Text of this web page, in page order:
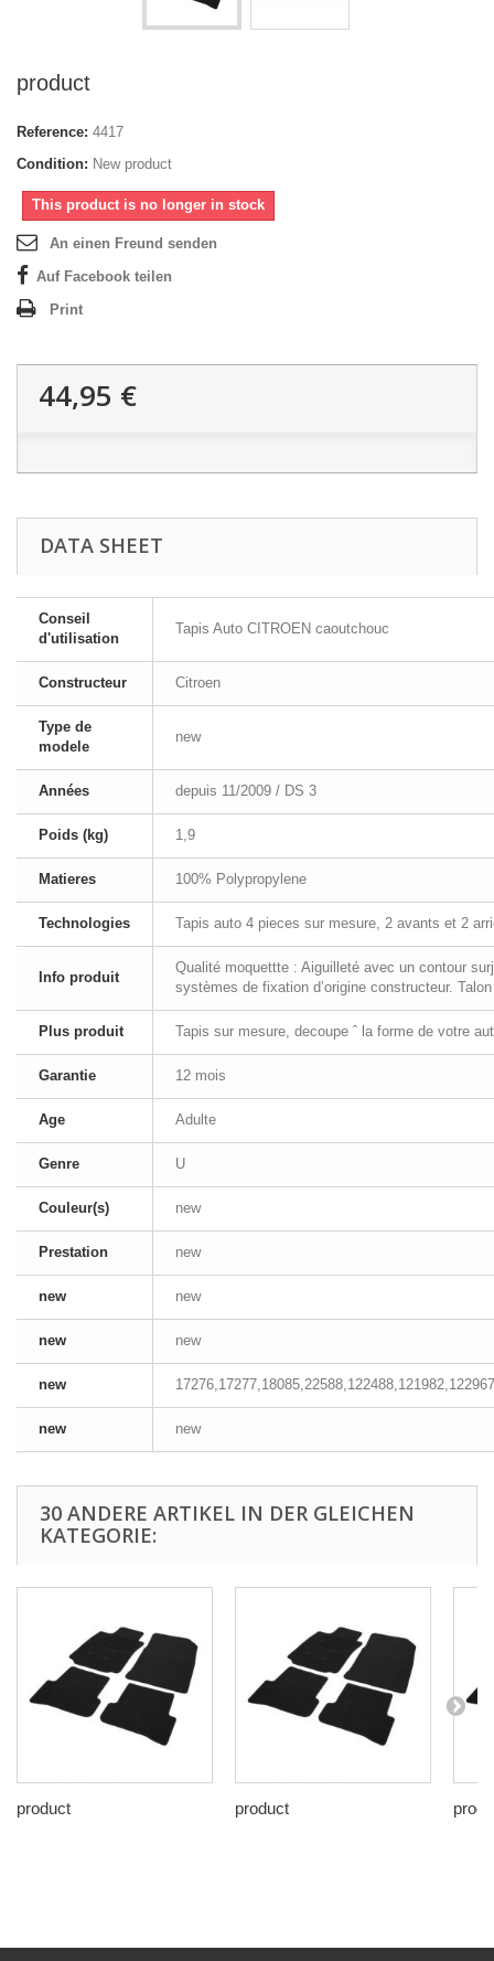
product
Reference: 4417
Condition: New product
This product is no longer in stock
An einen Freund senden
Auf Facebook teilen
Print
44,95 €
DATA SHEET
Conseil
d'utilisation
Tapis Auto CITROEN caoutchouc
Constructeur Citroen
Type de
modele
new
Années depuis 11/2009 / DS 3
Poids (kg) 1,9
Matieres 100% Polypropylene
Technologies Tapis auto 4 pieces sur mesure, 2 avants et 2
Info produit
Qualité moquettte : Aiguilleté avec un contour
systèmes de fixation d’origine constructeur. Talon
Plus produit Tapis sur mesure, decoupe ˆ la forme de votre
Garantie 12 mois
Age Adulte
Genre U
Couleur(s) new
Prestation new
new new
new new
new
new new
30 ANDERE ARTIKEL IN DER GLEICHEN
KATEGORIE:
product product